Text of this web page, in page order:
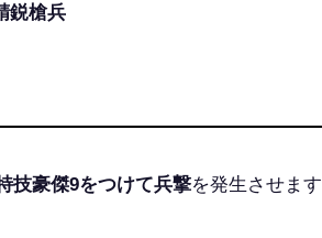
槍兵
技豪傑9をつけて兵撃を発生させます